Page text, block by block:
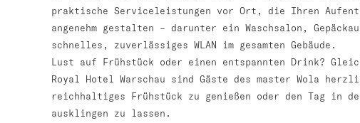
praktische Serviceleistungen vor Ort, die Ihren
angenehm gestalten – darunter ein Waschsalon,
schnelles, zuverlässiges WLAN im gesamten Gebäude.
Lust auf Frühstück oder einen entspannten Drink?
Royal Hotel Warschau sind Gäste des master Wola
reichhaltiges Frühstück zu genießen oder den Tag in
ausklingen zu lassen.